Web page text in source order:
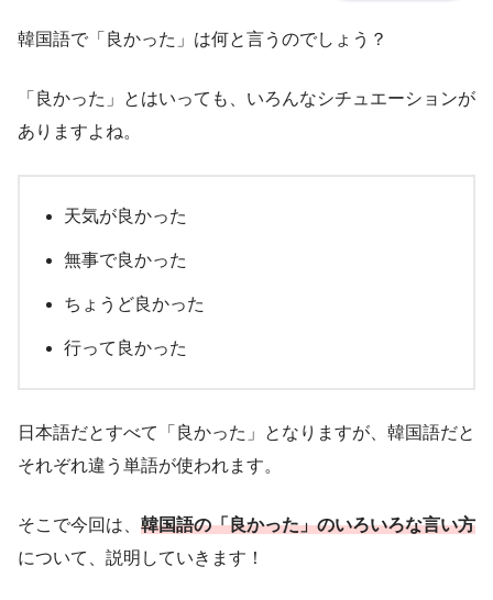
韓国語で「良かった」は何と言うのでしょう？
「良かった」とはいっても、いろんなシチュエーションが
ありますよね。
天気が良かった
無事で良かった
ちょうど良かった
行って良かった
日本語だとすべて「良かった」となりますが、韓国語だと
それぞれ違う単語が使われます。
そこで今回は、 韓国語の「良かった」のいろいろな言い方
について、説明していきます！